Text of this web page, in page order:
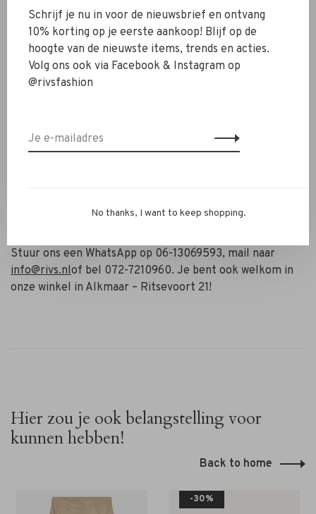
voor een elegante look. Draag er deMalene Birger Lellie
Bag Blackbij en voeg eenparelketting toe voor extra
verfijning.
Maatadvies
✔ Stretchkwaliteit
✔ Knoopsluiting
Stuur ons een WhatsApp op 06-13069593, mail naar
info@rivs.nlof bel 072-7210960. Je bent ook welkom in
onze winkel in Alkmaar – Ritsevoort 21!
Hier zou je ook belangstelling voor
kunnen hebben!
Back to home
-30%
Schrijf je nu in voor de nieuwsbrief en ontvang
10% korting op je eerste aankoop! Blijf op de
hoogte van de nieuwste items, trends en acties.
Volg ons ook via Facebook & Instagram op
@rivsfashion
No thanks, I want to keep shopping.